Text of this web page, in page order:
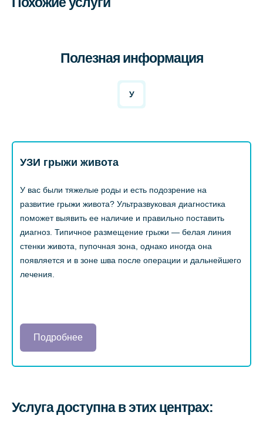
Полезная информация
У
УЗИ грыжи живота
У вас были тяжелые роды и есть подозрение на
развитие грыжи живота? Ультразвуковая диагностика
поможет выявить ее наличие и правильно поставить
диагноз. Типичное размещение грыжи — белая линия
стенки живота, пупочная зона, однако иногда она
появляется и в зоне шва после операции и дальнейшего
лечения.
Подробнее
Услуга доступна в этих центрах: